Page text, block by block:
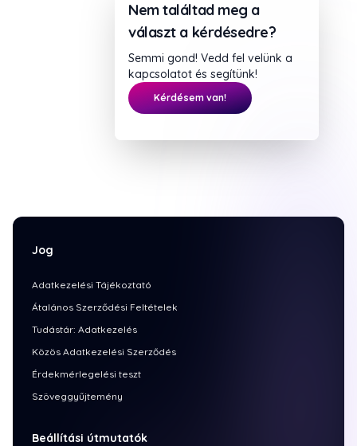
Nem találtad meg a
választ a kérdésedre?
Semmi gond! Vedd fel velünk a
kapcsolatot és segítünk!
Kérdésem van!
Jog
Adatkezelési Tájékoztató
Átalános Szerződési Feltételek
Tudástár: Adatkezelés
Közös Adatkezelési Szerződés
Érdekmérlegelési teszt
Szöveggyűjtemény
Beállítási útmutatók